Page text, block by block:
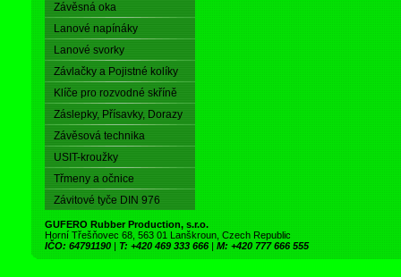
Závěsná oka
Lanové napínáky
Lanové svorky
Závlačky a Pojistné kolíky
Klíče pro rozvodné skříně
Záslepky, Přísavky, Dorazy
Závěsová technika
USIT-kroužky
Třmeny a očnice
Závitové tyče DIN 976
GUFERO Rubber Production, s.r.o.
Horní Třešňovec 68, 563 01 Lanškroun, Czech Republic
IČO: 64791190 | T: +420 469 333 666 | M: +420 777 666 555